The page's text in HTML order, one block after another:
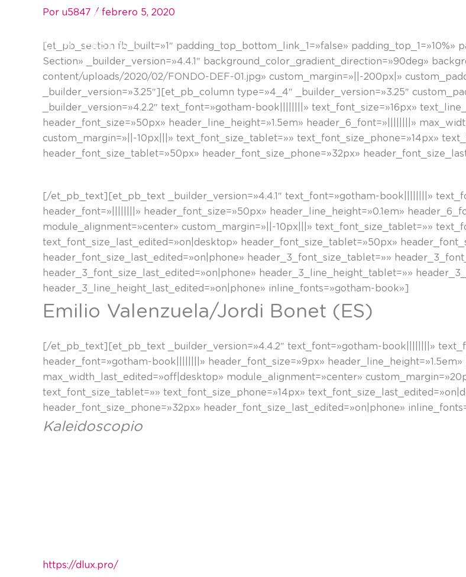
Por u5847 / febrero 5, 2020
[et_pb_section fb_built=»1″ padding_top_bottom_link_1=»false»
Section» _builder_version=»4.4.1″ background_color_gradient_direction=»90deg»
content/uploads/2020/02/FONDO-DEF-01.jpg» custom_margin=»||-200px|»
_builder_version=»3.25″][et_pb_column type=»4_4″ _builder_version=»3.25″
_builder_version=»4.2.2″ text_font=»gotham-book||||||||» text_font_size=»16px»
header_font_size=»50px» header_line_height=»1.5em» header_6_font=»||||||||»
custom_margin=»||-10px|||» text_font_size_tablet=»» text_font_size_phone=»14px»
header_font_size_tablet=»50px» header_font_size_phone=»32px»
[/et_pb_text][et_pb_text _builder_version=»4.4.1″ text_font=»gotham-book||||||||»
header_font=»||||||||» header_font_size=»50px» header_line_height=»0.1em»
module_alignment=»center» custom_margin=»||-10px|||» text_font_size_tablet=»»
text_font_size_last_edited=»on|desktop» header_font_size_tablet=»50px»
header_font_size_last_edited=»on|phone» header_3_font_size_tablet=»»
header_3_font_size_last_edited=»on|phone» header_3_line_height_tablet=»»
header_3_line_height_last_edited=»on|phone» inline_fonts=»gotham-book»]
Emilio Valenzuela/Jordi Bonet (ES)
[/et_pb_text][et_pb_text _builder_version=»4.4.2″ text_font=»gotham-book||||||||»
header_font=»gotham-book||||||||» header_font_size=»9px»
max_width_last_edited=»off|desktop» module_alignment=»center»
text_font_size_tablet=»» text_font_size_phone=»14px»
header_font_size_phone=»32px» header_font_size_last_edited=»on|phone»
Kaleidoscopio
https://dlux.pro/